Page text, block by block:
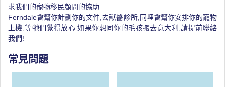
求我們的寵物移民顧問的協助.
Ferndale會幫你計劃你的文件,去獸醫診所,同埋會幫你安排你的寵物
上機,等牠們覺得放心.如果你想同你的毛孩搬去意大利,請提前聯絡
我們!
常見問題